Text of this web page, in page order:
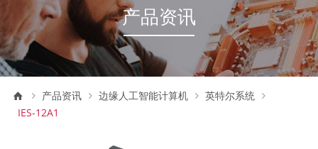
产品资讯
产品资讯 边缘人工智能计算机
英特尔系统
IES-12A1